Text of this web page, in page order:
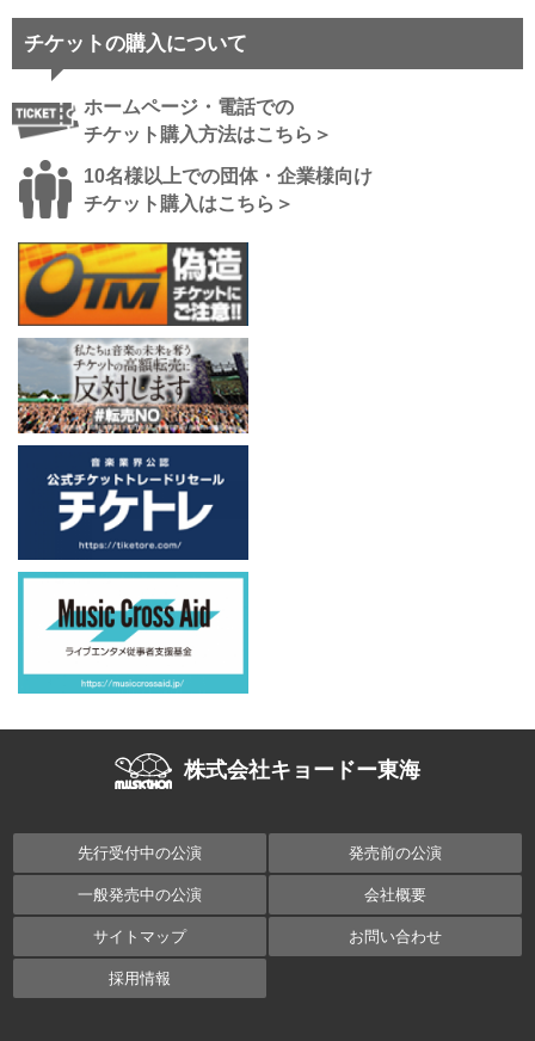
チケットの購入について
ホームページ・電話での
チケット購入方法はこちら＞
10名様以上での団体・企業様向け
チケット購入はこちら＞
株式会社キョードー東海
先行受付中の公演 発売前の公演
一般発売中の公演 会社概要
サイトマップ お問い合わせ
採用情報